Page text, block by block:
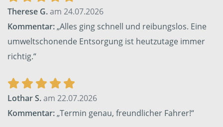
Therese G.am 24.07.2026
Kommentar:„Alles ging schnell und reibungslos. Eine
umweltschonende Entsorgung ist heutzutage immer
richtig.“
Lothar S.am 22.07.2026
Kommentar:„Termin genau, freundlicher Fahrer!“